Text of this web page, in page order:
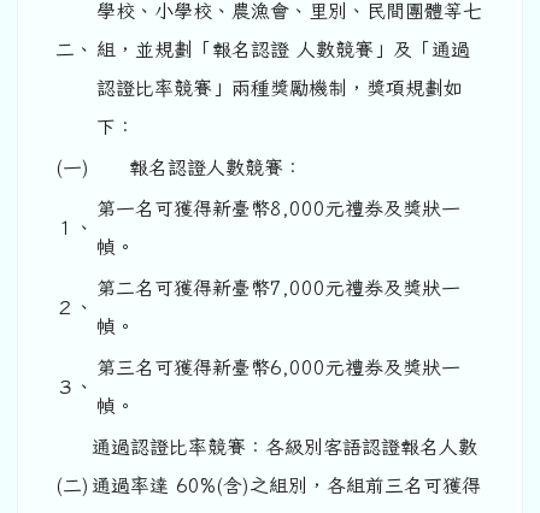
二、
學校、小學校、農漁會、里別、民間團體等七
組，並規劃「報名認證 人數競賽」及「通過
認證比率競賽」兩種獎勵機制，獎項規劃如
下：
(一) 報名認證人數競賽：
１、
第一名可獲得新臺幣8,000元禮券及獎狀一
幀。
２、
第二名可獲得新臺幣7,000元禮券及獎狀一
幀。
３、
第三名可獲得新臺幣6,000元禮券及獎狀一
幀。
(二)
通過認證比率競賽：各級別客語認證報名人數
通過率達 60%(含)之組別，各組前三名可獲得